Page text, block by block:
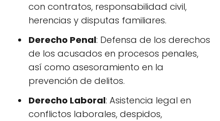
con contratos, responsabilidad civil,
herencias y disputas familiares.
Derecho Penal: Defensa de los derechos
de los acusados en procesos penales,
así como asesoramiento en la
prevención de delitos.
Derecho Laboral: Asistencia legal en
conflictos laborales, despidos,